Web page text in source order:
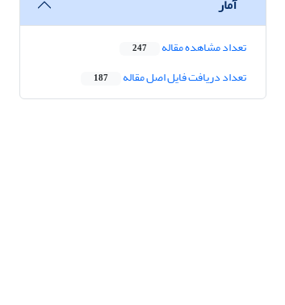
تعداد مشاهده مقاله 247
تعداد دریافت فایل اصل مقاله 187